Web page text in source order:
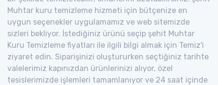
Muhtar kuru temizleme hizmeti için bütçenize en
uygun seçenekler uygulamamız ve web sitemizde
sizleri bekliyor. İstediğiniz ürünü seçip şehit Muhtar
Kuru Temizleme fiyatları ile ilgili bilgi almak için Temiz'i
ziyaret edin. Siparişinizi oluştururken seçtiğiniz tarihte
valelerimiz kapınızdan ürünlerinizi alıyor, özel
tesislerimizde işlemleri tamamlanıyor ve 24 saat içinde